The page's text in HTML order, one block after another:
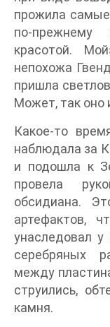
прожила
по-прежнему
красотой.
непохожа
пришла
Может, так оно
Какое-то
наблюдала за
и подошла к
провела
обсидиана.
артефактов,
унаследовал
серебряных
между
струились,
камня.